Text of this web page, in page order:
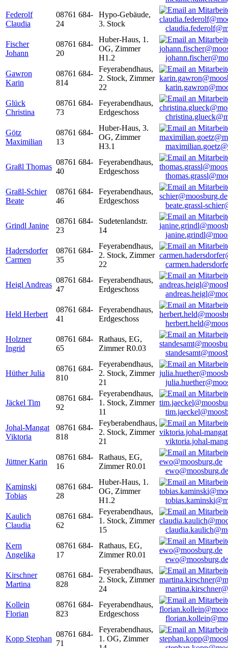
Federolf
Claudia
08761 684-
24
Hypo-Gebäude,
3. Stock
Fischer
Johann
08761 684-
20
Huber-Haus, 1.
OG, Zimmer
H1.2
Gawron
Karin
08761 684-
814
Feyerabendhaus,
2. Stock, Zimmer
22
Glück
Christina
08761 684-
73
Feyerabendhaus,
Erdgeschoss
Götz
Maximilian
08761 684-
13
Huber-Haus, 3.
OG, Zimmer
H3.1
Graßl Thomas
08761 684-
40
Feyerabendhaus,
Erdgeschoss
Graßl-Schier
Beate
08761 684-
46
Feyerabendhaus,
Erdgeschoss
beate.grassl-
Grindl Janine
08761 684-
23
Sudetenlandstr.
14
Hadersdorfer
Carmen
08761 684-
35
Feyerabendhaus,
2. Stock, Zimmer
22
Heigl Andreas
08761 684-
47
Feyerabendhaus,
Erdgeschoss
Held Herbert
08761 684-
41
Feyerabendhaus,
Erdgeschoss
Holzner
Ingrid
08761 684-
65
Rathaus, EG,
Zimmer R0.03
Hüther Julia
08761 684-
810
Feyerabendhaus,
2. Stock, Zimmer
21
Jäckel Tim
08761 684-
92
Feyerabendhaus,
1. Stock, Zimmer
11
Johal-Mangat
Viktoria
08761 684-
818
Feyberabendhaus,
2. Stock, Zimmer
21
viktoria.johal-
Jüttner Karin
08761 684-
16
Rathaus, EG,
Zimmer R0.01
ewo@moosburg.de
Kaminski
Tobias
08761 684-
28
Huber-Haus, 1.
OG, Zimmer
H1.2
Kaulich
Claudia
08761 684-
62
Feyerabendhaus,
1. Stock, Zimmer
15
Kern
Angelika
08761 684-
17
Rathaus, EG,
Zimmer R0.01
ewo@moosburg.de
Kirschner
Martina
08761 684-
828
Feyerabendhaus,
2. Stock, Zimmer
24
Kollein
Florian
08761 684-
823
Feyerabendhaus,
Erdgeschoss
Kopp Stephan
08761 684-
71
Feyerabendhaus,
1. OG, Zimmer